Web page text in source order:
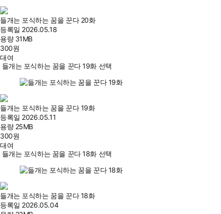
들개는 포식하는 꿈을 꾼다 20화
등록일 2026.05.18
용량 31MB
300원
대여
들개는 포식하는 꿈을 꾼다 19화 선택
들개는 포식하는 꿈을 꾼다 19화
등록일 2026.05.11
용량 25MB
300원
대여
들개는 포식하는 꿈을 꾼다 18화 선택
들개는 포식하는 꿈을 꾼다 18화
등록일 2026.05.04